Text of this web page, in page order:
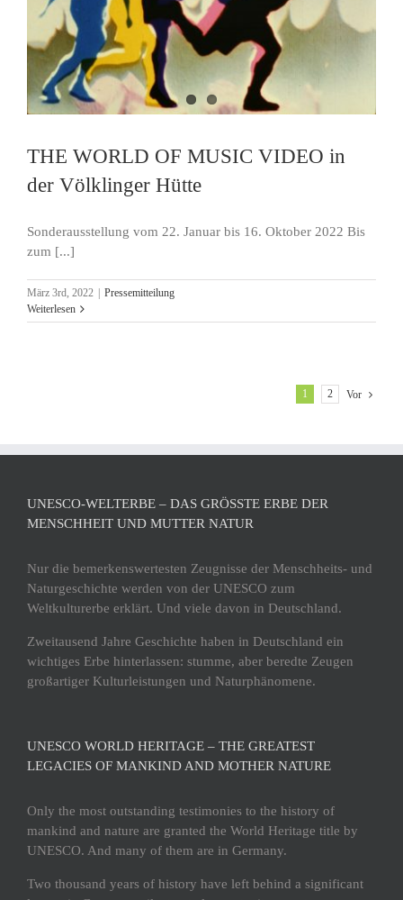
THE WORLD OF MUSIC VIDEO in
der Völklinger Hütte
Sonderausstellung vom 22. Januar bis 16. Oktober 2022 Bis
zum [...]
März 3rd, 2022 | Pressemitteilung
Weiterlesen
1 2 Vor
UNESCO-WELTERBE – DAS GRÖSSTE ERBE DER M
ENSCHHEIT UND MUTTER NATUR
Nur die bemerkenswertesten Zeugnisse der Menschheits- und
Naturgeschichte werden von der UNESCO zum
Weltkulturerbe erklärt. Und viele davon in Deutschland.
Zweitausend Jahre Geschichte haben in Deutschland ein
wichtiges Erbe hinterlassen: stumme, aber beredte Zeugen
großartiger Kulturleistungen und Naturphänomene.
UNESCO WORLD HERITAGE – THE GREATEST
LEGACIES OF MANKIND AND MOTHER NATURE
Only the most outstanding testimonies to the history of
mankind and nature are granted the World Heritage title by
UNESCO. And many of them are in Germany.
Two thousand years of history have left behind a significant